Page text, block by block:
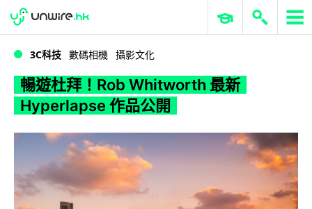
WWDC 2026 ERP 與商業 AI
3C科技 數碼相機 攝影文化
暢遊杜拜！Rob Whitworth 最新
Hyperlapse 作品公開